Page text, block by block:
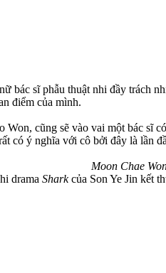
bác sĩ phẫu thuật nhi đầy trách
điểm của mình.
Won, cũng sẽ vào vai một bác sĩ
có ý nghĩa với cô bởi đây là lần
Moon Chae
drama Sharkcủa Son Ye Jin kết